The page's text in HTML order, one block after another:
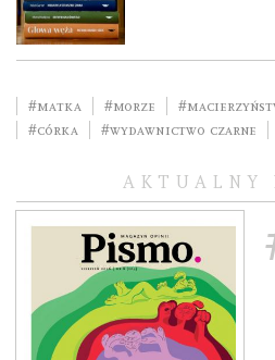
#matka #morze
#córka
#wydawnictwo czarne
AKTUALNY